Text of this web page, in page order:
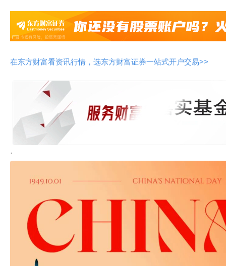
在东方财富看资讯行情，选东方财富证券一站式开户交易>>
·